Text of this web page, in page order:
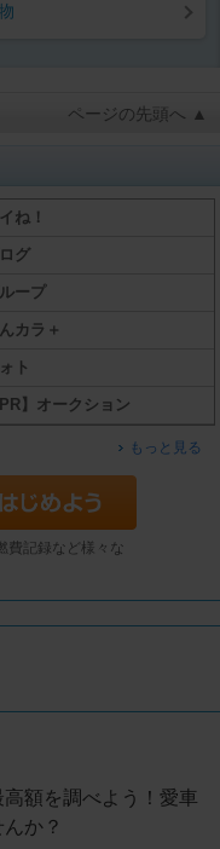
ページの先頭へ ▲
ね！
グ
ープ
カラ＋
ト
PR】オークション
もっと見る
費記録など様々な
額を調べよう！愛車
か？